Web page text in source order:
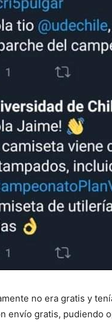
no era gratis y
envío gratis, pudiendo